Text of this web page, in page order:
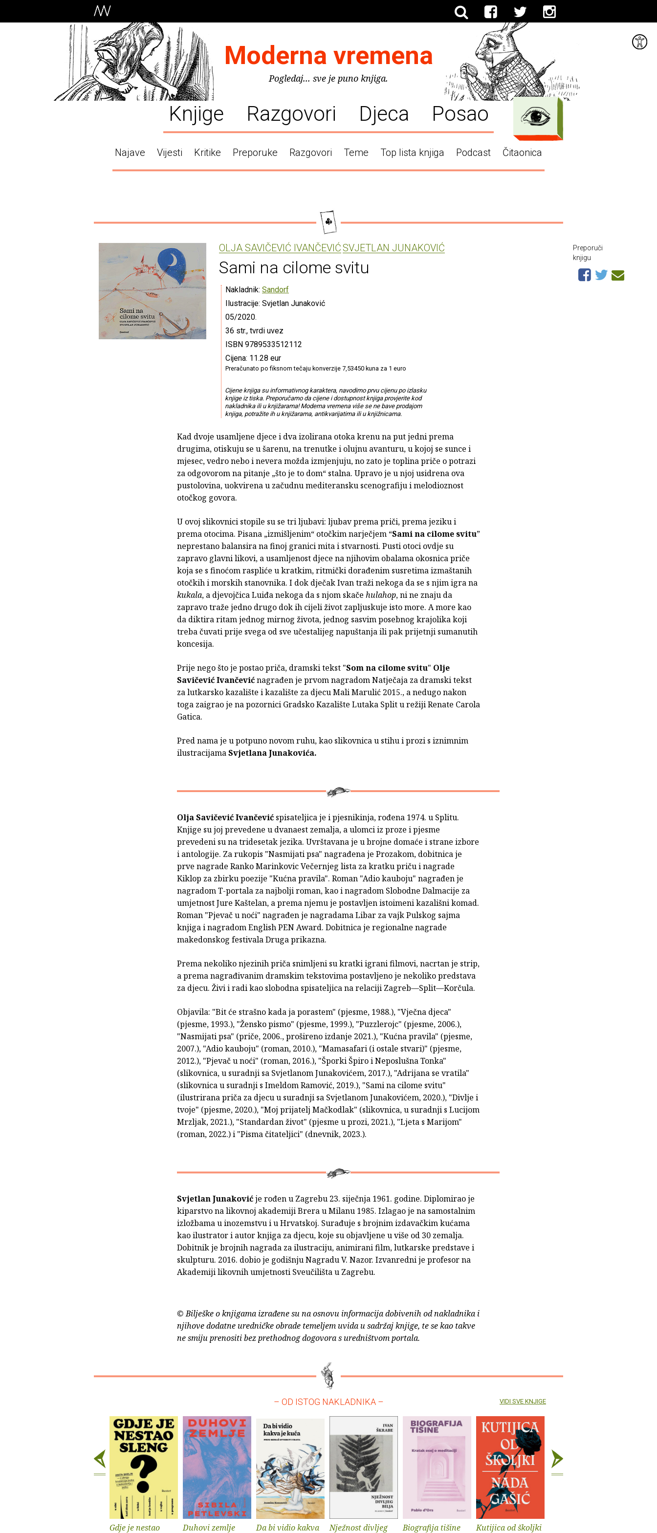
Moderna vremena
Pogledaj... sve je puno knjiga.
Knjige Razgovori Djeca Posao
Najave Vijesti Kritike Preporuke Razgovori Teme Top lista knjiga Podcast Čitaonica
OLJA SAVIČEVIĆ IVANČEVIĆSVJETLAN JUNAKOVIĆ
Sami na cilome svitu
Nakladnik: Sandorf
Ilustracije: Svjetlan Junaković
05/2020.
36 str., tvrdi uvez
ISBN 9789533512112
Cijena: 11.28 eur
Preračunato po fiksnom tečaju konverzije 7,53450 kuna za 1 euro
Cijene knjiga su informativnog karaktera, navodimo prvu cijenu po izlasku
knjige iz tiska. Preporučamo da cijene i dostupnost knjiga provjerite kod
nakladnika ili u knjižarama! Moderna vremena više se ne bave prodajom
knjiga, potražite ih u knjižarama, antikvarijatima ili u knjižnicama.
Kad dvoje usamljene djece i dva izolirana otoka krenu na put jedni prema
drugima, otiskuju se u šarenu, na trenutke i olujnu avanturu, u kojoj se sunce i
mjesec, vedro nebo i nevera možda izmjenjuju, no zato je toplina priče o potrazi
za odgovorom na pitanje „što je to dom“ stalna. Upravo je u njoj usidrena ova
pustolovina, uokvirena u začudnu mediteransku scenografiju i melodioznost
otočkog govora.
U ovoj slikovnici stopile su se tri ljubavi: ljubav prema priči, prema jeziku i
prema otocima. Pisana „izmišljenim“ otočkim narječjem “Sami na cilome svitu”
neprestano balansira na finoj granici mita i stvarnosti. Pusti otoci ovdje su
zapravo glavni likovi, a usamljenost djece na njihovim obalama okosnica priče
koja se s finoćom raspliće u kratkim, ritmički dorađenim susretima izmaštanih
otočkih i morskih stanovnika. I dok dječak Ivan traži nekoga da se s njim igra na
kukala, a djevojčica Luiđa nekoga da s njom skače hulahop, ni ne znaju da
zapravo traže jedno drugo dok ih cijeli život zapljuskuje isto more. A more kao
da diktira ritam jednog mirnog života, jednog sasvim posebnog krajolika koji
treba čuvati prije svega od sve učestalijeg napuštanja ili pak prijetnji sumanutih
koncesija.
Prije nego što je postao priča, dramski tekst "Som na cilome svitu" Olje
Savičević Ivančevićnagrađen je prvom nagradom Natječaja za dramski tekst
za lutkarsko kazalište i kazalište za djecu Mali Marulić 2015., a nedugo nakon
toga zaigrao je na pozornici Gradsko Kazalište Lutaka Split u režiji Renate Carola
Gatica.
Pred nama je u potpuno novom ruhu, kao slikovnica u stihu i prozi s iznimnim
ilustracijamaSvjetlana Junakovića.
Olja Savičević Ivančević spisateljica je i pjesnikinja, rođena 1974. u Splitu.
Knjige su joj prevedene u dvanaest zemalja, a ulomci iz proze i pjesme
prevedeni su na tridesetak jezika. Uvrštavana je u brojne domaće i strane izbore
i antologije. Za rukopis "Nasmijati psa" nagrađena je Prozakom, dobitnica je
prve nagrade Ranko Marinkovic Večernjeg lista za kratku priču i nagrade
Kiklop za zbirku poezije "Kućna pravila". Roman "Adio kauboju" nagrađen je
nagradom T-portala za najbolji roman, kao i nagradom Slobodne Dalmacije za
umjetnost Jure Kaštelan, a prema njemu je postavljen istoimeni kazališni komad.
Roman "Pjevač u noći" nagrađen je nagradama Libar za vajk Pulskog sajma
knjiga i nagradom English PEN Award. Dobitnica je regionalne nagrade
makedonskog festivala Druga prikazna.
Prema nekoliko njezinih priča snimljeni su kratki igrani filmovi, nacrtan je strip,
a prema nagrađivanim dramskim tekstovima postavljeno je nekoliko predstava
za djecu. Živi i radi kao slobodna spisateljica na relaciji Zagreb—Split—Korčula.
Objavila: "Bit će strašno kada ja porastem" (pjesme, 1988.), "Vječna djeca"
(pjesme, 1993.), "Žensko pismo" (pjesme, 1999.), "Puzzlerojc" (pjesme, 2006.),
"Nasmijati psa" (priče, 2006., prošireno izdanje 2021.), "Kućna pravila" (pjesme,
2007.), "Adio kauboju" (roman, 2010.), "Mamasafari (i ostale stvari)" (pjesme,
2012.), "Pjevač u noći" (roman, 2016.), "Šporki Špiro i Neposlušna Tonka"
(slikovnica, u suradnji sa Svjetlanom Junakovićem, 2017.), "Adrijana se vratila"
(slikovnica u suradnji s Imeldom Ramović, 2019.), "Sami na cilome svitu"
(ilustrirana priča za djecu u suradnji sa Svjetlanom Junakovićem, 2020.), "Divlje i
tvoje" (pjesme, 2020.), "Moj prijatelj Mačkodlak" (slikovnica, u suradnji s Lucijom
Mrzljak, 2021.), "Standardan život" (pjesme u prozi, 2021.), "Ljeta s Marijom"
(roman, 2022.) i "Pisma čitateljici" (dnevnik, 2023.).
Svjetlan Junakovićje rođen u Zagrebu 23. siječnja 1961. godine. Diplomirao je
kiparstvo na likovnoj akademiji Brera u Milanu 1985. Izlagao je na samostalnim
izložbama u inozemstvu i u Hrvatskoj. Surađuje s brojnim izdavačkim kućama
kao ilustrator i autor knjiga za djecu, koje su objavljene u više od 30 zemalja.
Dobitnik je brojnih nagrada za ilustraciju, animirani film, lutkarske predstave i
skulpturu. 2016. dobio je godišnju Nagradu V. Nazor. Izvanredni je profesor na
Akademiji likovnih umjetnosti Sveučilišta u Zagrebu.
© Bilješke o knjigama izrađene su na osnovu informacija dobivenih od nakladnika i
njihove dodatne uredničke obrade temeljem uvida u sadržaj knjige, te se kao takve
ne smiju prenositi bez prethodnog dogovora s uredništvom portala.
Preporuči
knjigu
– OD ISTOG NAKLADNIKA –
Gdje je nestao
Duhovi zemlje
Da bi vidio kakva
Nježnost divljeg
Biografija tišine Kutijica od školjki
VIDI SVE KNJIGE